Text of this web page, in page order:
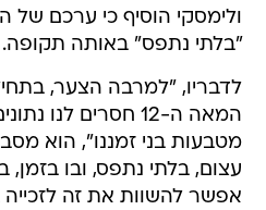
ולימסקי הוסיף כי ערכם של
"בלתי נתפס" באותה תקופה.
המאה ה-12 חסרים
מטבעות בני זמננו", הוא
עצום, בלתי נתפס, ובו בזמן,
אפשר להשוות את זה